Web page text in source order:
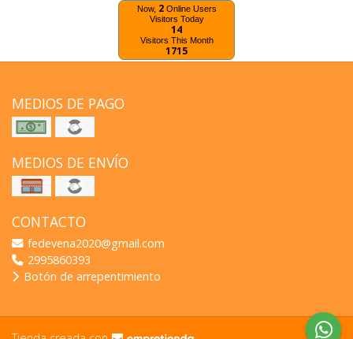
Now, 2Online Users
Visitors Today
14
Visitors This Month
1715
MEDIOS DE PAGO
MEDIOS DE ENVÍO
CONTACTO
fedevena2020@gmail.com
2995860393
Botón de arrepentimiento